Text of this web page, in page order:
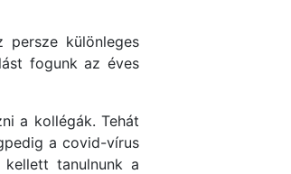
persze különleges
fogunk az éves
a kollégák. Tehát
a covid-vírus
tanulnunk a